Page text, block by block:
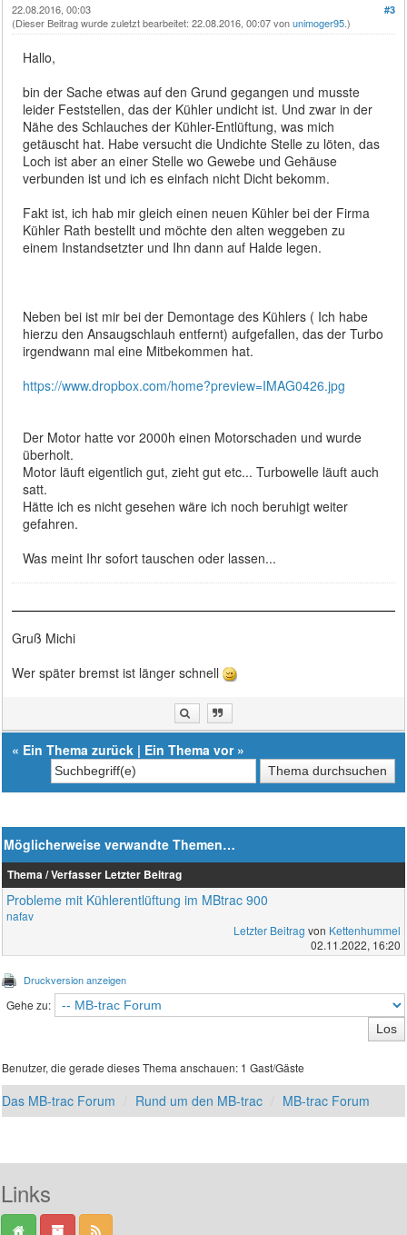
#3
22.08.2016, 00:03
(Dieser Beitrag wurde zuletzt bearbeitet: 22.08.2016, 00:07 vonunimoger95.)
Hallo,
bin der Sache etwas auf den Grund gegangen und musste
leider Feststellen, das der Kühler undicht ist. Und zwar in der
Nähe des Schlauches der Kühler-Entlüftung, was mich
getäuscht hat. Habe versucht die Undichte Stelle zu löten, das
Loch ist aber an einer Stelle wo Gewebe und Gehäuse
verbunden ist und ich es einfach nicht Dicht bekomm.
Fakt ist, ich hab mir gleich einen neuen Kühler bei der Firma
Kühler Rath bestellt und möchte den alten weggeben zu
einem Instandsetzter und Ihn dann auf Halde legen.
Neben bei ist mir bei der Demontage des Kühlers ( Ich habe
hierzu den Ansaugschlauh entfernt) aufgefallen, das der Turbo
irgendwann mal eine Mitbekommen hat.
https://www.dropbox.com/home?preview=IMAG0426.jpg
Der Motor hatte vor 2000h einen Motorschaden und wurde
überholt.
Motor läuft eigentlich gut, zieht gut etc... Turbowelle läuft auch
satt.
Hätte ich es nicht gesehen wäre ich noch beruhigt weiter
gefahren.
Was meint Ihr sofort tauschen oder lassen...
Gruß Michi
Wer später bremst ist länger schnell
« Ein Thema zurück | Ein Thema vor»
Möglicherweise verwandte Themen…
Thema / Verfasser Letzter Beitrag
Probleme mit Kühlerentlüftung im MBtrac 900
nafav
Letzter Beitrag von Kettenhummel
02.11.2022, 16:20
Druckversion anzeigen
Gehe zu:
Benutzer, die gerade dieses Thema anschauen: 1 Gast/Gäste
Das MB-trac Forum Rund um den MB-trac MB-trac Forum
Links